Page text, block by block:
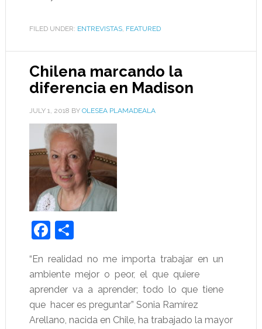
FILED UNDER: ENTREVISTAS, FEATURED
Chilena marcando la
diferencia en Madison
JULY 1, 2018 BY OLESEA PLAMADEALA
Facebook
Share
“En realidad no me importa trabajar en un
ambiente mejor o peor, el que quiere
aprender va a aprender; todo lo que tiene
que hacer es preguntar” Sonia Ramírez
Arellano, nacida en Chile, ha trabajado la mayor